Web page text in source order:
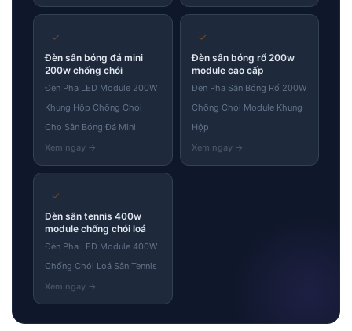
✓
Đèn sân bóng đá mini
200w chống chói
Đèn Pha LED Module 200W
Khung Hộp Chống Chói
Cho Sân Bóng Đá Mini
✓
Đèn sân bóng rổ 200w
module cao cấp
Đèn Pha Sân Bóng Rổ 200W
Chống Chói Module Khung
Hộp
✓
Đèn sân tennis 400w
module chống chói loá
Đèn Pha LED Module 400W
Chống Chói Loá Sân Tennis